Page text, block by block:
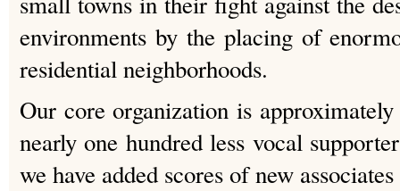
environments by the placing of
residential neighborhoods.
Our core organization is
nearly one hundred less vocal
we have added scores of new